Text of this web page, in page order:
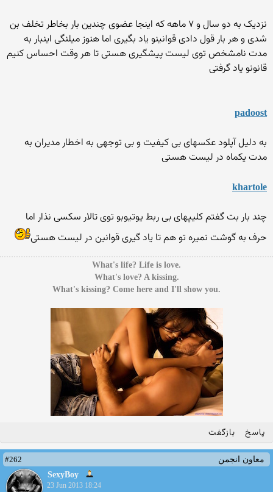
نزدیک به دو سال و ۷ ماهه که اینجا عضوی چندین بار بخاطر تخلف بن
شدی و هر بار قول دادی قوانینو یاد بگیری اما هنوز میلنگی اینبار به
مدت نامشخص توی لیست پیشگیری هستی تا هر وقت احساس کنیم
قانونو یاد گرفتی
padoost
به دلیل آپلود عکسهای بی کیفیت و بی توجهی به اخطار مدیران به
مدت یکماه در لیست هستی
khartole
چند بار بت گفتم کلیپهای بی ربط یوتیوبو توی تالار سکسی نذار اما
حرف به گوشت نمیره تو هم تا یاد گیری قوانین در لیست هستی
.What's life? Life is love
.What's love? A kissing
.What's kissing? Come here and I'll show you
پاسخ بازگفت
معاون انجمن
#262
SexyBoy
23 Jun 2013 18:24